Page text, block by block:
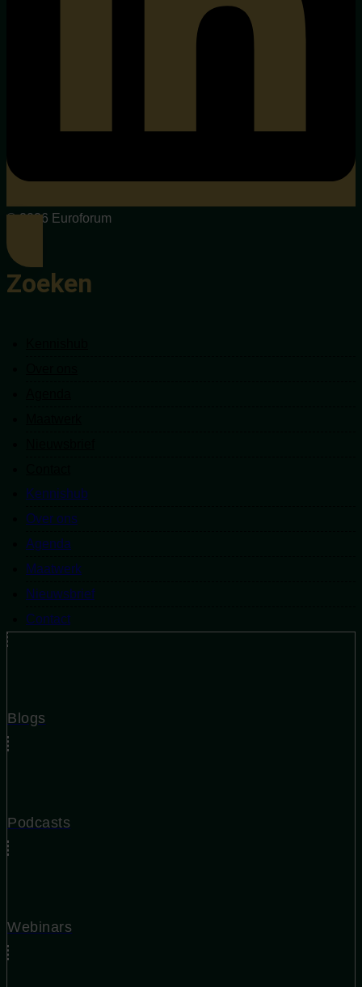
© 2026 Euroforum
Zoeken
Over ons
Agenda
Maatwerk
Nieuwsbrief
Contact
Kennishub
Over ons
Agenda
Maatwerk
Nieuwsbrief
Contact
Blogs
Podcasts
Webinars